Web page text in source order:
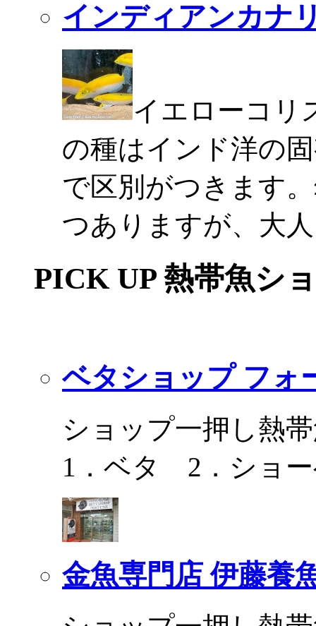
インディアンカナ
イエローコリ
の種はインド洋の
で区別がつきます
つありますが、大
PICK UP 熱帯魚シ
ベタショップ フォ
ショップ一押し熱
1．ベタ 2．ショ
金魚専門店 伊藤養